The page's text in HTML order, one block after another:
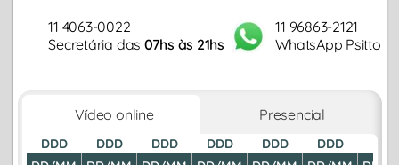
11 4063-0022
Secretária das 07hs às 21hs
11 96863-2121
WhatsApp Psitto
Vídeo online Presencial
DDD
DDD
DDD
DDD
DDD
DDD